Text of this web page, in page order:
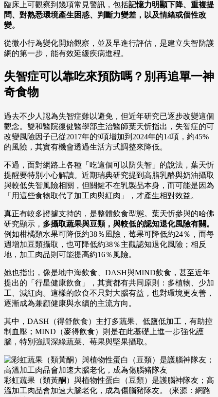
臨床上可觀察到幾項常見警訊，包括記憶力明顯下降、重複提
問、對熟悉環境產生困惑、判斷力變差，以及情緒或個性改
變。
從微小行為變化開始觀察，並及早進行評估，是建立失智防護
網的第一步，能有效延緩疾病進程。
失智症可以靠吃來預防嗎？別再追單一神
奇食物
過去不少人認為失智症難以避免，但近年研究已逐步改變這個
觀念。雙和醫院復健醫學部主治醫師葉天忻指出，失智症的可
改變風險因子已從2017年的9項增加到2024年的14項，約45%
的風險，其實有機會透過生活方式調整來降低。
不過，面對網路上各種「吃這個可以防失智」的說法，葉天忻
提醒要特別小心解讀。近期瑞典研究提到高脂乳酪與奶油攝取
與較低失智風險相關，但關鍵不在乳製品本身，而可能是因為
「用這些食物取代了加工肉與紅肉」，才產生相對效益。
真正有較多證據支持的，是整體飲食型態。葉天忻參與的哈佛
研究顯示， 多攝取蔬果與豆類，與較低的認知退化風險有關。
例如柑橘類水果可降低約38％風險，莓果可降低約24％，而每
週增加豆類攝取，也可降低約38％主觀認知退化風險；相反
地，加工肉品則可能提高約16％風險。
她也指出，像是地中海飲食、DASH與MIND飲食，甚至近年
提出的「行星健康飲食」，其實都有共同原則：多植物、少加
工、減紅肉。這樣的飲食不只對大腦有益，也對環境更友善，
逐漸成為兼顧健康與永續的主流方向。
其中，DASH（得舒飲食）主打多蔬果、低鹽低加工，有助控
制血壓；MIND（麥得飲食）則是在此基礎上進一步強化護
腦，特別強調深綠蔬菜、莓果與堅果攝取。
彩虹蔬果（類黃酮）與植物性蛋白（豆類）是護腦神隊友；高
溫加工肉品會加速大腦老化，成為傷腦豬隊友。 (來源：網路